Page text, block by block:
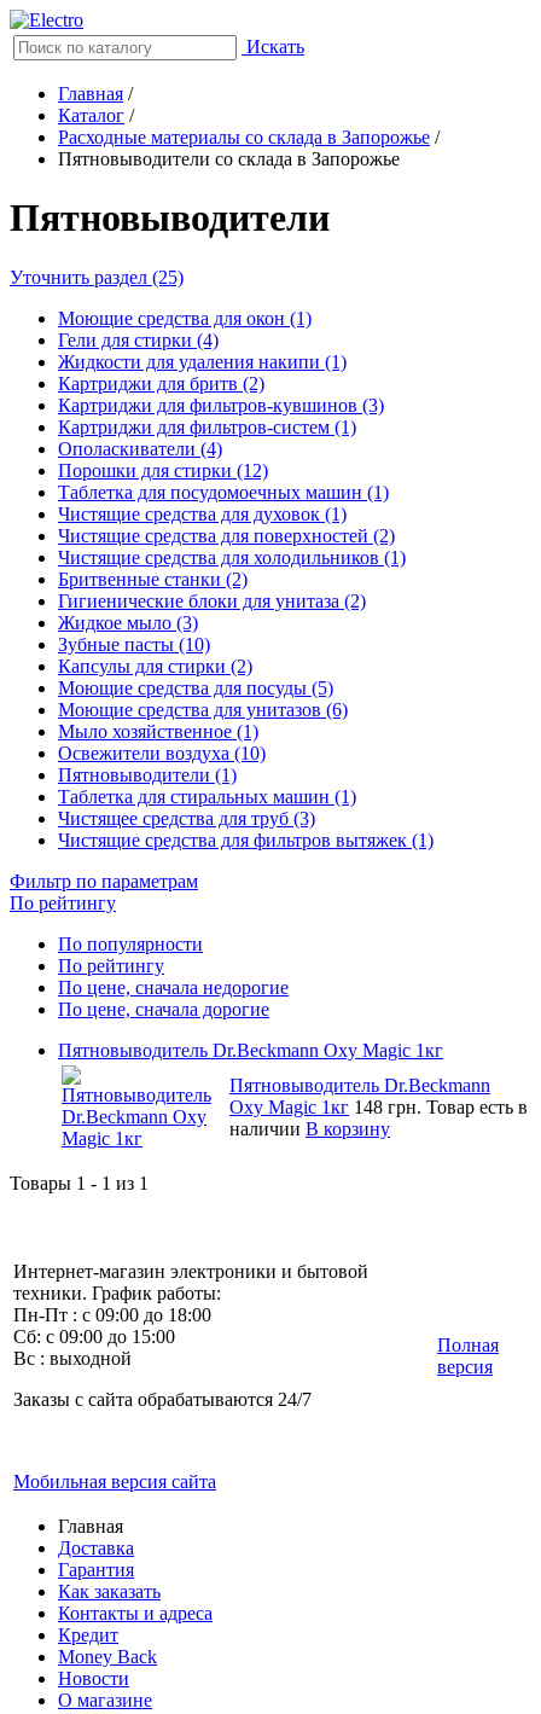
Искать
Главная /
Каталог /
Расходные материалы со склада в Запорожье /
Пятновыводители со склада в Запорожье
Пятновыводители
Уточнить раздел (25)
Моющие средства для окон (1)
Гели для стирки (4)
Жидкости для удаления накипи (1)
Картриджи для бритв (2)
Картриджи для фильтров-кувшинов (3)
Картриджи для фильтров-систем (1)
Ополаскиватели (4)
Порошки для стирки (12)
Таблетка для посудомоечных машин (1)
Чистящие средства для духовок (1)
Чистящие средства для поверхностей (2)
Чистящие средства для холодильников (1)
Бритвенные станки (2)
Гигиенические блоки для унитаза (2)
Жидкое мыло (3)
Зубные пасты (10)
Капсулы для стирки (2)
Моющие средства для посуды (5)
Моющие средства для унитазов (6)
Мыло хозяйственное (1)
Освежители воздуха (10)
Пятновыводители (1)
Таблетка для стиральных машин (1)
Чистящее средства для труб (3)
Чистящие средства для фильтров вытяжек (1)
Фильтр по параметрам
По рейтингу
По популярности
По рейтингу
По цене, сначала недорогие
По цене, сначала дорогие
Пятновыводитель Dr.Beckmann Oxy Magic 1кг
Пятновыводитель Dr.Beckmann
Oxy Magic 1кг 148 грн. Товар есть в
наличии В корзину
Товары 1 - 1 из 1
Интернет-магазин электроники и бытовой
техники. График работы:
Пн-Пт : с 09:00 до 18:00
Сб: с 09:00 до 15:00
Вс : выходной
Заказы с сайта обрабатываются 24/7
Мобильная версия сайта
Полная
версия
Главная
Доставка
Гарантия
Как заказать
Контакты и адреса
Кредит
Money Back
Новости
О магазине